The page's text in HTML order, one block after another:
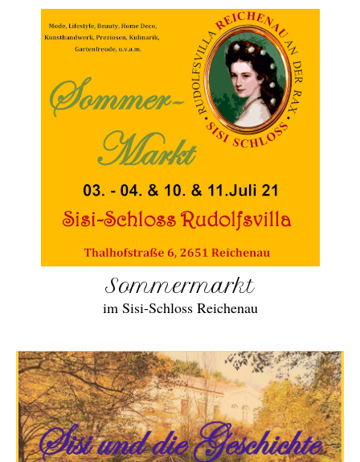
Sommermarkt
im Sisi-Schloss Reichenau